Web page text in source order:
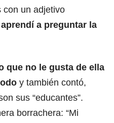
con un adjetivo
a preguntar la
que no le gusta de ella
y también contó,
sus “educantes”.
borrachera: “Mi